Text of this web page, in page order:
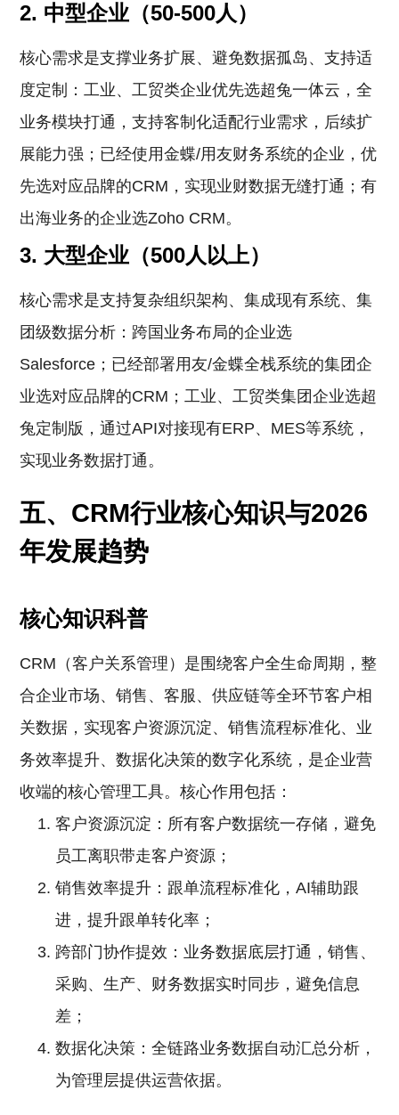
2. 中型企业（50-500人）
核心需求是支撑业务扩展、避免数据孤岛、支持适
度定制：工业、工贸类企业优先选超兔一体云，全
业务模块打通，支持客制化适配行业需求，后续扩
展能力强；已经使用金蝶/用友财务系统的企业，优
先选对应品牌的CRM，实现业财数据无缝打通；有
出海业务的企业选Zoho CRM。
3. 大型企业（500人以上）
核心需求是支持复杂组织架构、集成现有系统、集
团级数据分析：跨国业务布局的企业选
Salesforce；已经部署用友/金蝶全栈系统的集团企
业选对应品牌的CRM；工业、工贸类集团企业选超
兔定制版，通过API对接现有ERP、MES等系统，
实现业务数据打通。
五、CRM行业核心知识与2026
年发展趋势
核心知识科普
CRM（客户关系管理）是围绕客户全生命周期，整
合企业市场、销售、客服、供应链等全环节客户相
关数据，实现客户资源沉淀、销售流程标准化、业
务效率提升、数据化决策的数字化系统，是企业营
收端的核心管理工具。核心作用包括：
客户资源沉淀：所有客户数据统一存储，避免
员工离职带走客户资源；
销售效率提升：跟单流程标准化，AI辅助跟
进，提升跟单转化率；
跨部门协作提效：业务数据底层打通，销售、
采购、生产、财务数据实时同步，避免信息
差；
数据化决策：全链路业务数据自动汇总分析，
为管理层提供运营依据。